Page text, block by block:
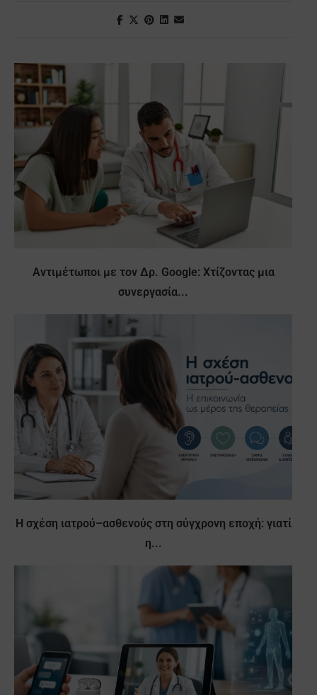
Αντιμέτωποι με τον Δρ. Google: Χτίζοντας μια
συνεργασία...
Η σχέση ιατρού–ασθενούς στη σύγχρονη εποχή: γιατί
η...